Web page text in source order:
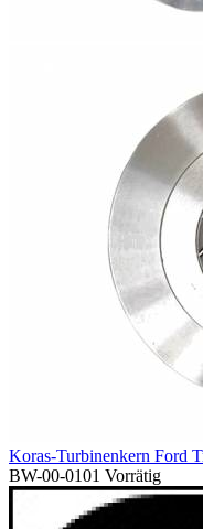
Koras-Turbinenkern Ford
BW-00-0101 Vorrätig